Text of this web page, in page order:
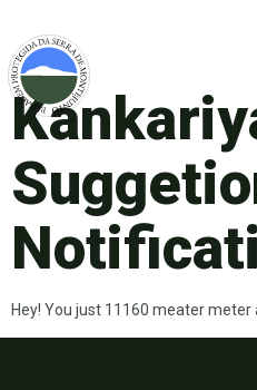
Hey! You just 11160 meater meter